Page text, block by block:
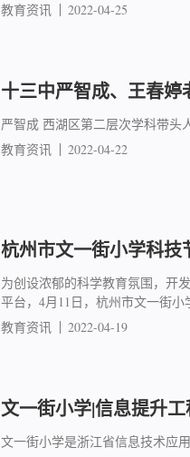
教育资讯
2022-04-25
十三中严智成、王春
严智成 西湖区第二层次学科带头
教育资讯
2022-04-22
杭州市文一街小学科技
为创设浓郁的科学教育氛围，开
平台，4月11日，杭州市文一街
教育资讯
2022-04-19
文一街小学|信息提升
文一街小学是浙江省信息技术应